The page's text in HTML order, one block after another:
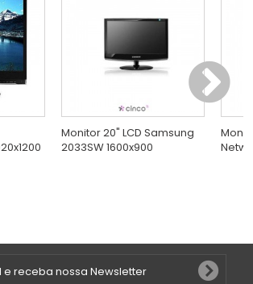
Monitor 20" LCD Samsung
2033SW 1600x900